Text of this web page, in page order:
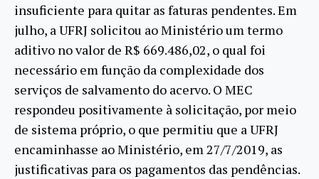
insuficiente para quitar as faturas pendentes. Em
julho, a UFRJ solicitou ao Ministério um termo
aditivo no valor de R$ 669.486,02, o qual foi
necessário em função da complexidade dos
serviços de salvamento do acervo. O MEC
respondeu positivamente à solicitação, por meio
de sistema próprio, o que permitiu que a UFRJ
encaminhasse ao Ministério, em 27/7/2019, as
justificativas para os pagamentos das pendências.